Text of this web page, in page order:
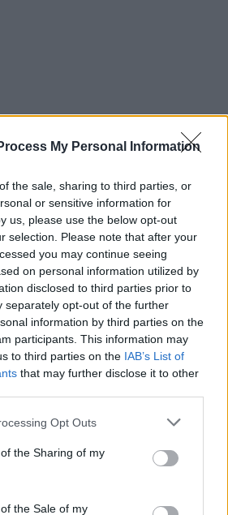
My Personal Information
the sale, sharing to third parties, or
or sensitive information for
us, please use the below opt-out
selection. Please note that after your
you may continue seeing
on personal information utilized by
disclosed to third parties prior to
separately opt-out of the further
information by third parties on the
participants. This information may
to third parties on the IAB’s List of
that may further disclose it to other
app uses one or more Google
or usage behaviour. You may click to
to Google and its third-party tags to
specified purposes in below Google
Opt Outs
the Sharing of my
the Sale of my